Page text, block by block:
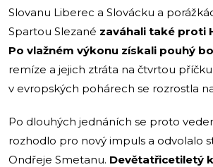
Slovanu Liberec a Slovácku a
Spartou Slezané zaváhali také proti
Po vlažném výkonu získali pouhý
remíze a jejich ztráta na čtvrtou
v evropských pohárech se rozrostla
Po dlouhých jednáních se proto
rozhodlo pro nový impuls a odvolalo
Ondřeje Smetanu. Devětatřicetiletý